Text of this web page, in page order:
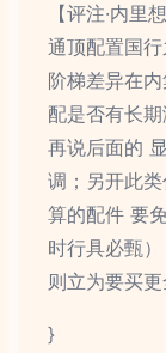
【评注·内
通顶配置国
阶梯差异在
配是否有长
再说后面的
调；另开此
算的配件 要
时行具必甄
则立为要买
}